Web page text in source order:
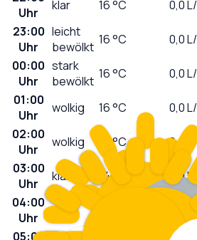
Uhr
klar 16°C 0,0
23:00
Uhr
leicht
bewölkt 16°C 0,0
00:00
Uhr
stark
bewölkt 16°C 0,0
01:00
Uhr
wolkig 16°C 0,0
02:00
Uhr
wolkig °C 0,0
03:00
Uhr
klar 14°C 0,0L/
04:00
Uhr
klar
05:00